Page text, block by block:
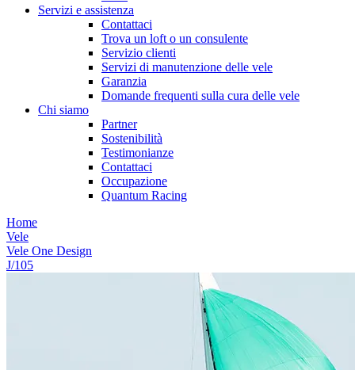
Servizi e assistenza
Contattaci
Trova un loft o un consulente
Servizio clienti
Servizi di manutenzione delle vele
Garanzia
Domande frequenti sulla cura delle vele
Chi siamo
Partner
Sostenibilità
Testimonianze
Contattaci
Occupazione
Quantum Racing
Home
Vele
Vele One Design
J/105